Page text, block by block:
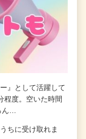
』として活躍して
程度。空いた時間
ん…
ちに受け取れま